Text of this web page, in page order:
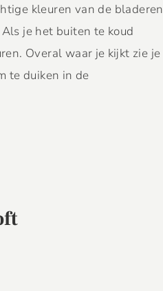
kleuren van de bladeren
je het buiten te koud
Overal waar je kijkt zie je
te duiken in de